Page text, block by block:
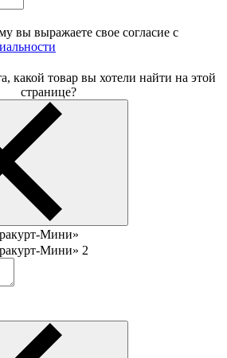
вы выражаете свое согласие с
какой товар вы хотели найти на этой
странице?
Мини»
Мини» 2